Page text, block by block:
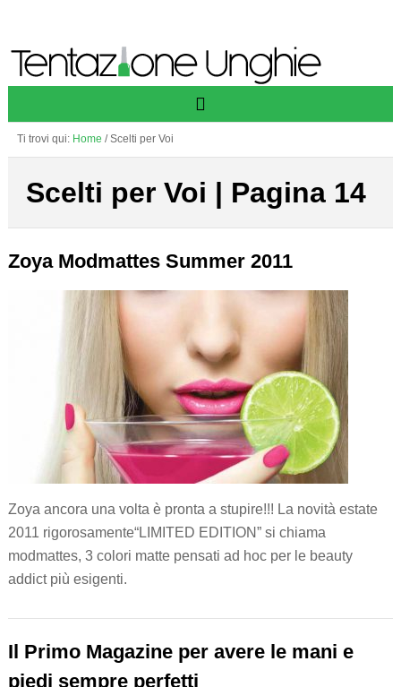
Ti trovi qui: Home /Scelti per Voi
Scelti per Voi | Pagina 14
Zoya Modmattes Summer 2011
Zoya ancora una volta è pronta a stupire!!! La novità estate
2011 rigorosamente“LIMITED EDITION” si chiama
modmattes, 3 colori matte pensati ad hoc per le beauty
addict più esigenti.
Il Primo Magazine per avere le mani e
piedi sempre perfetti